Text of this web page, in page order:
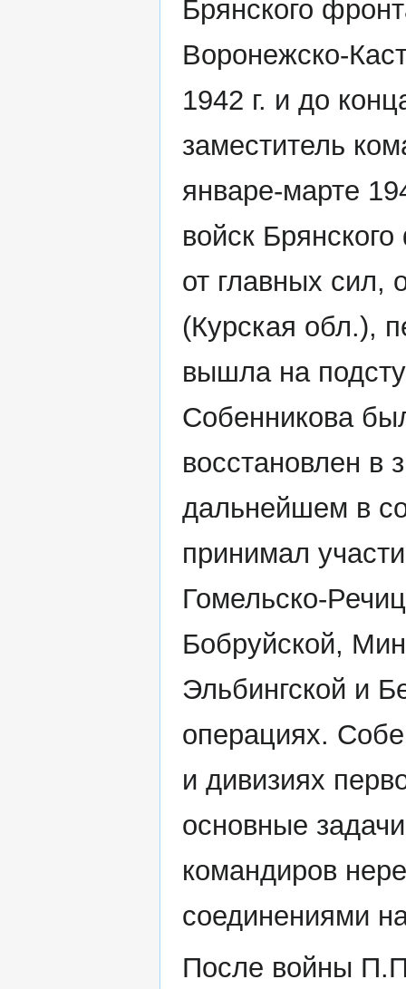
Брянского
Воронежско-
1942 г. и до
заместитель
январе-марте
войск
от главных сил,
(Курская обл.),
вышла на
Собенникова
восстановлен в
дальнейшем в
принимал
Гомельско-
Бобруйской,
Эльбингской и
операциях.
и дивизиях
основные
командиров
соединениями
После войны